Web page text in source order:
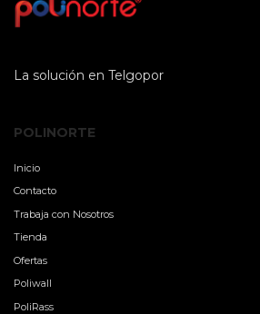
La solución en Telgopor
POLINORTE
Inicio
Contacto
Trabaja con Nosotros
Tienda
Ofertas
Poliwall
PoliRass